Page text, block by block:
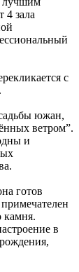
4 зала
с
южан,
ветром”.
и
готов
камня.
в